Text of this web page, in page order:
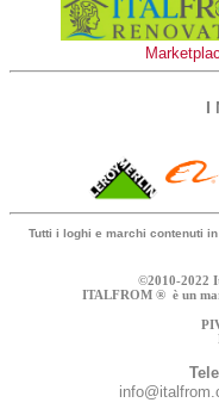
I
Tutti i loghi e marchi contenuti
©2010-2022
ITALFROM ® è un